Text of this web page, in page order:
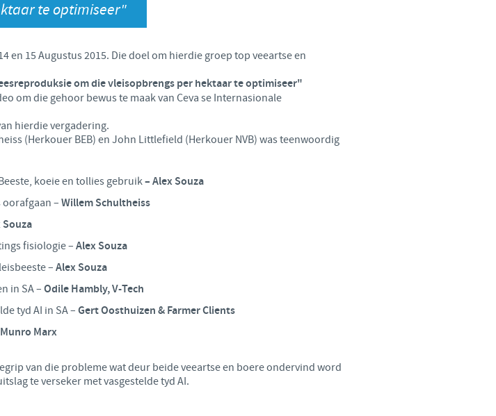
Japan
Korea
Malaysia
Mexico
Netherlands
Peru
Philippines
Tunisia
website to access another site in the group.
and medical practices vary from country to country. Consequently, the
te optimiseer"
en 15 Augustus 2015. Die doel om hierdie groep top veeartse en
om die vleisopbrengs per hektaar te optimiseer"
om die gehoor bewus te maak van Ceva se Internasionale
hierdie vergadering.
(Herkouer BEB) en John Littlefield (Herkouer NVB) was teenwoordig
koeie en tollies gebruik– Alex Souza
oorafgaan – Willem Schultheiss
Souza
fisiologie – Alex Souza
– Alex Souza
in SA –Odile Hambly, V-Tech
tyd AI in SA –Gert Oosthuizen & Farmer Clients
Munro Marx
van die probleme wat deur beide veeartse en boere ondervind word
te verseker met vasgestelde tyd AI.